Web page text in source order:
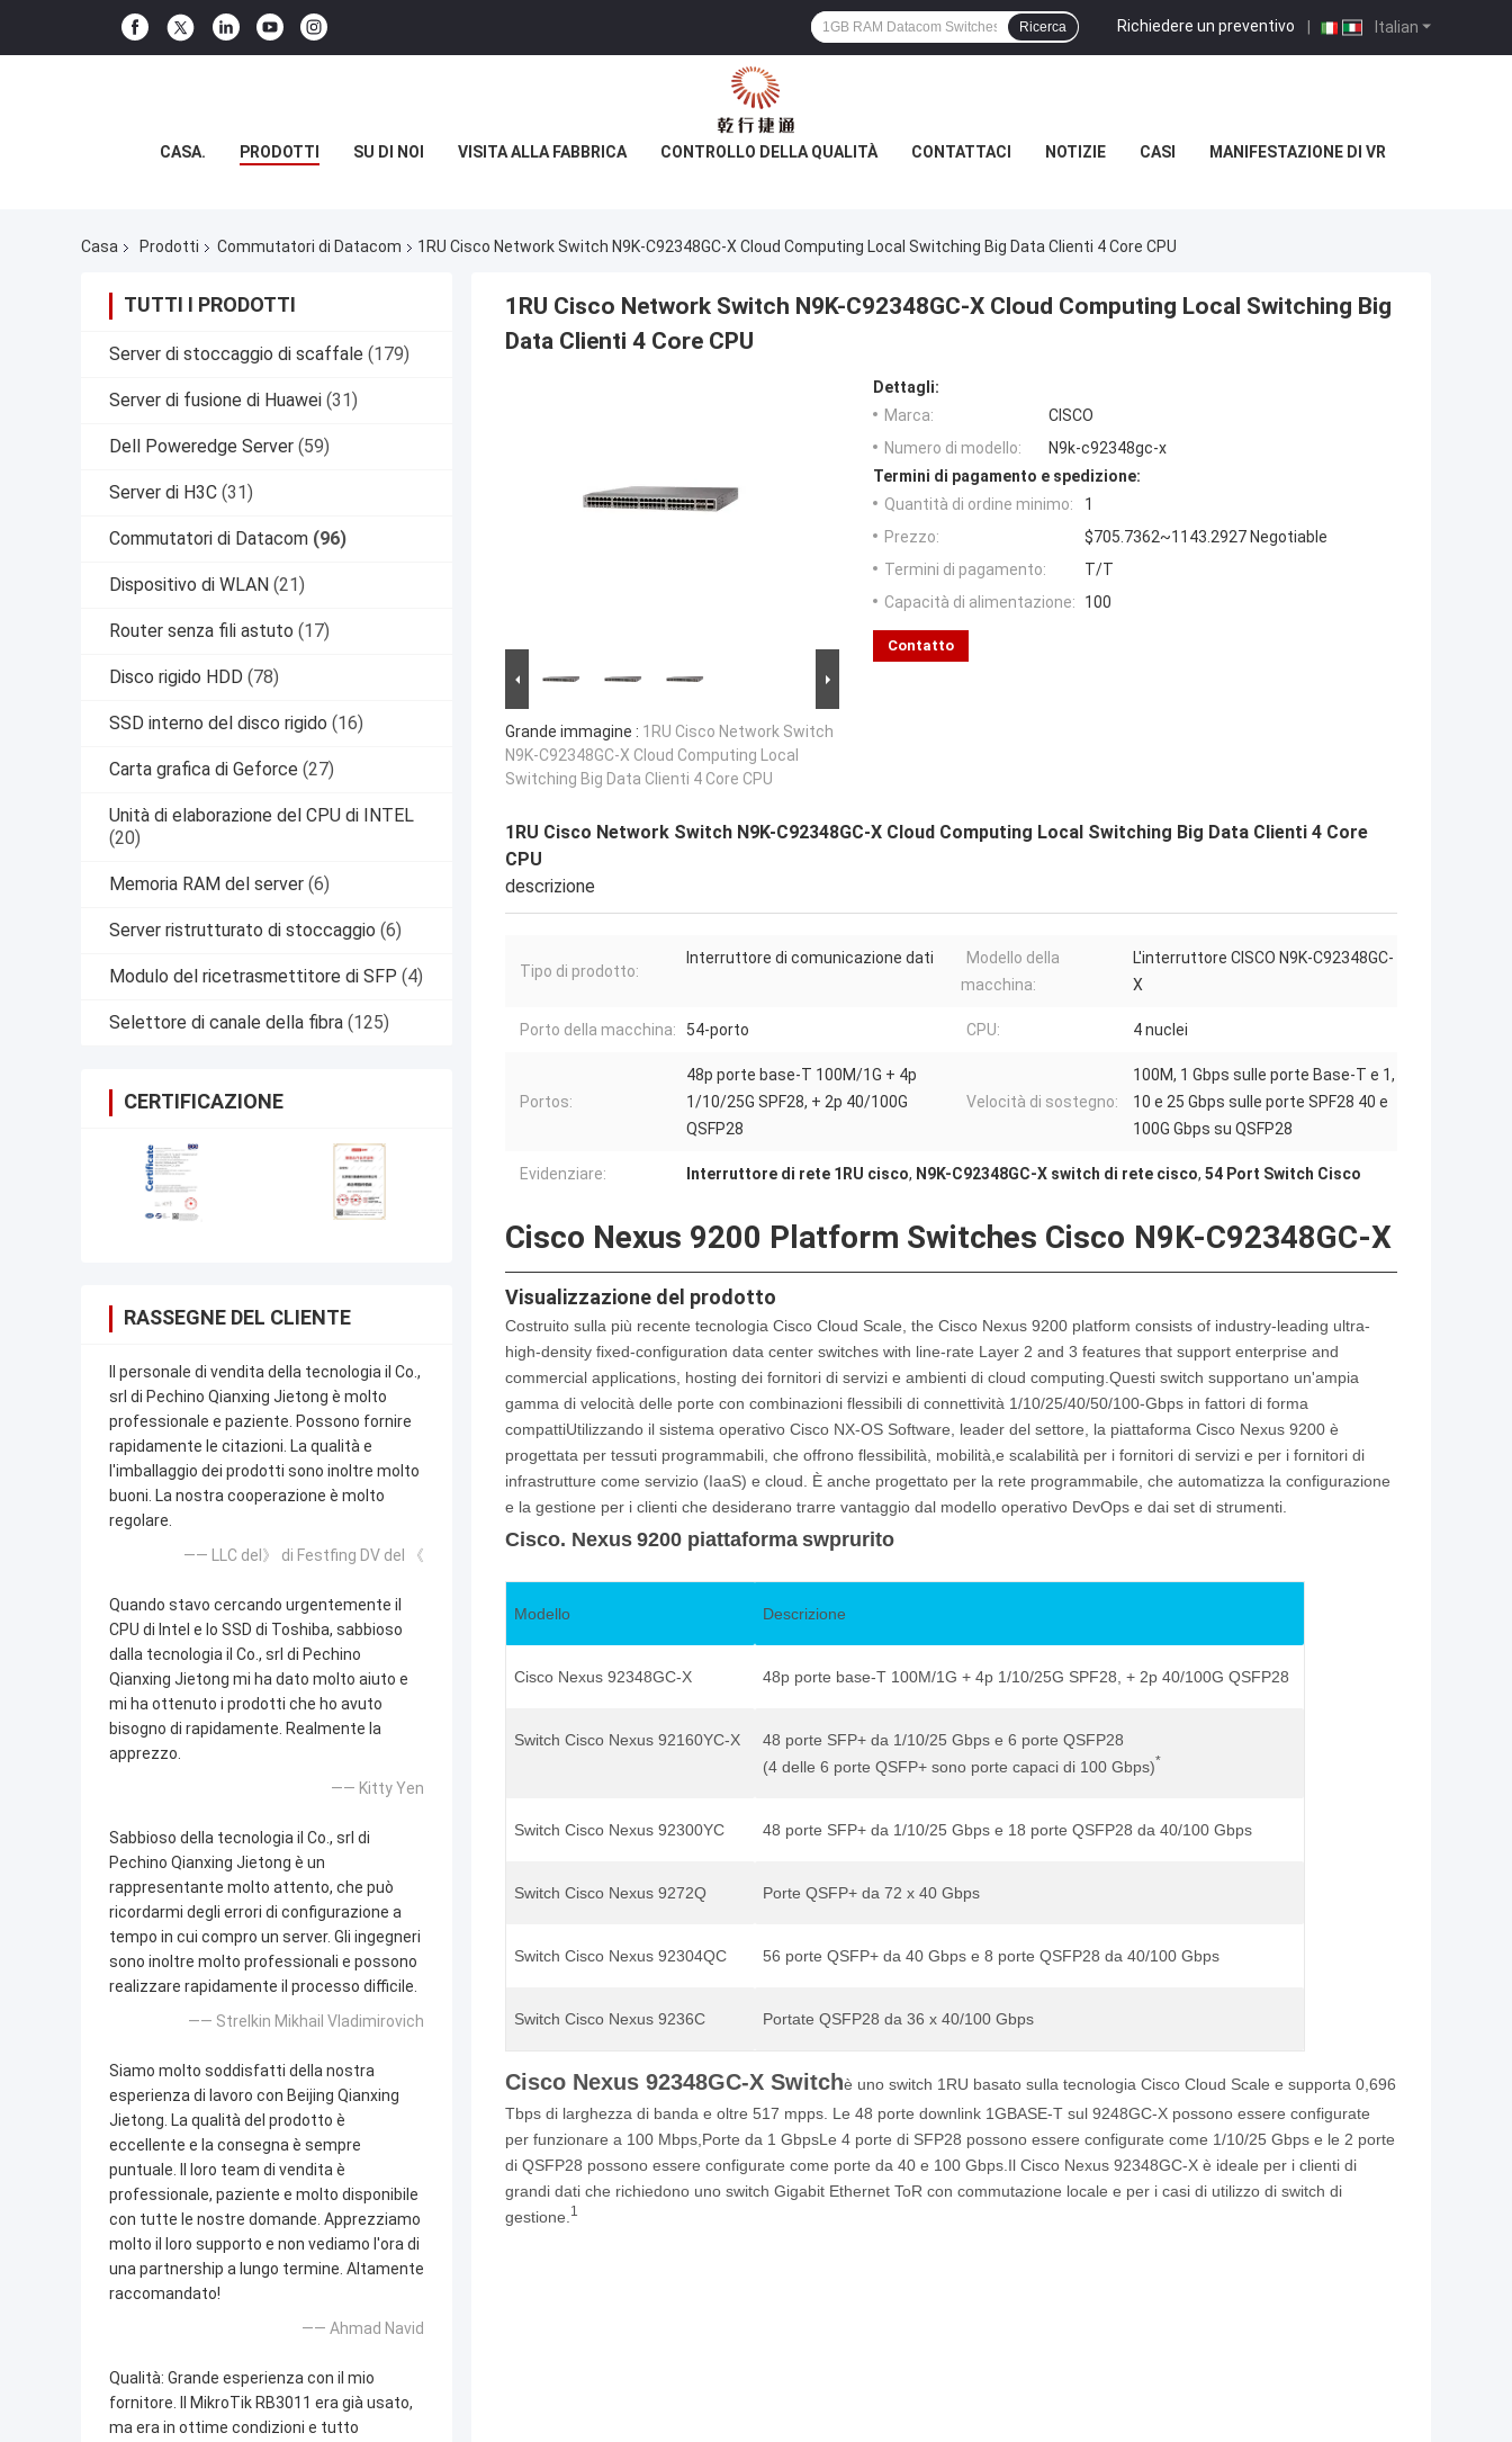
Italian
Richiedere un preventivo |
Ricerca
CASA. PRODOTTI SU DI NOI VISITA ALLA FABBRICA CONTROLLO DELLA QUALITÀ CONTATTACI NOTIZIE CASI MANIFESTAZIONE DI VR
Casa Prodotti Commutatori di Datacom 1RU Cisco Network Switch N9K-C92348GC-X Cloud Computing Local Switching Big Data Clienti 4 Core CPU
TUTTI I PRODOTTI
Server di stoccaggio di scaffale (179)
Server di fusione di Huawei (31)
Dell Poweredge Server (59)
Server di H3C (31)
Commutatori di Datacom (96)
Dispositivo di WLAN (21)
Router senza fili astuto (17)
Disco rigido HDD (78)
SSD interno del disco rigido (16)
Carta grafica di Geforce (27)
Unità di elaborazione del CPU di INTEL
(20)
Memoria RAM del server (6)
Server ristrutturato di stoccaggio (6)
Modulo del ricetrasmettitore di SFP (4)
Selettore di canale della fibra (125)
CERTIFICAZIONE
RASSEGNE DEL CLIENTE
Il personale di vendita della tecnologia il Co.,
srl di Pechino Qianxing Jietong è molto
professionale e paziente. Possono fornire
rapidamente le citazioni. La qualità e
l'imballaggio dei prodotti sono inoltre molto
buoni. La nostra cooperazione è molto
regolare.
—— LLC del》 di Festfing DV del 《
Quando stavo cercando urgentemente il
CPU di Intel e lo SSD di Toshiba, sabbioso
dalla tecnologia il Co., srl di Pechino
Qianxing Jietong mi ha dato molto aiuto e
mi ha ottenuto i prodotti che ho avuto
bisogno di rapidamente. Realmente la
apprezzo.
—— Kitty Yen
Sabbioso della tecnologia il Co., srl di
Pechino Qianxing Jietong è un
rappresentante molto attento, che può
ricordarmi degli errori di configurazione a
tempo in cui compro un server. Gli ingegneri
sono inoltre molto professionali e possono
realizzare rapidamente il processo difficile.
—— Strelkin Mikhail Vladimirovich
Siamo molto soddisfatti della nostra
esperienza di lavoro con Beijing Qianxing
Jietong. La qualità del prodotto è
eccellente e la consegna è sempre
puntuale. Il loro team di vendita è
professionale, paziente e molto disponibile
con tutte le nostre domande. Apprezziamo
molto il loro supporto e non vediamo l'ora di
una partnership a lungo termine. Altamente
raccomandato!
—— Ahmad Navid
Qualità: Grande esperienza con il mio
fornitore. Il MikroTik RB3011 era già usato,
ma era in ottime condizioni e tutto
1RU Cisco Network Switch N9K-C92348GC-X Cloud Computing Local Switching Big
Data Clienti 4 Core CPU
Grande immagine : 1RU Cisco Network Switch
N9K-C92348GC-X Cloud Computing Local
Switching Big Data Clienti 4 Core CPU
Dettagli:
Marca:
CISCO
Numero di modello:
N9k-c92348gc-x
Termini di pagamento e spedizione:
Quantità di ordine minimo:
1
Prezzo:
$705.7362~1143.2927 Negotiable
Termini di pagamento:
T/T
Capacità di alimentazione:
100
Contatto
1RU Cisco Network Switch N9K-C92348GC-X Cloud Computing Local Switching Big Data Clienti 4 Core
CPU
descrizione
Tipo di prodotto:
Interruttore di comunicazione dati
Modello della
macchina:
L'interruttore CISCO N9K-C92348GC-
X
Porto della macchina: 54-porto CPU: 4 nuclei
Portos:
48p porte base-T 100M/1G + 4p
1/10/25G SPF28, + 2p 40/100G
QSFP28
Velocità di sostegno:
100M, 1 Gbps sulle porte Base-T e 1,
10 e 25 Gbps sulle porte SPF28 40 e
100G Gbps su QSFP28
Evidenziare: Interruttore di rete 1RU cisco, N9K-C92348GC-X switch di rete cisco, 54 Port Switch Cisco
Cisco Nexus 9200 Platform Switches Cisco N9K-C92348GC-X
Visualizzazione del prodotto
Costruito sulla più recente tecnologia Cisco Cloud Scale, the Cisco Nexus 9200 platform consists of industry-leading ultra-
high-density fixed-configuration data center switches with line-rate Layer 2 and 3 features that support enterprise and
commercial applications, hosting dei fornitori di servizi e ambienti di cloud computing.Questi switch supportano un'ampia
gamma di velocità delle porte con combinazioni flessibili di connettività 1/10/25/40/50/100-Gbps in fattori di forma
compattiUtilizzando il sistema operativo Cisco NX-OS Software, leader del settore, la piattaforma Cisco Nexus 9200 è
progettata per tessuti programmabili, che offrono flessibilità, mobilità,e scalabilità per i fornitori di servizi e per i fornitori di
infrastrutture come servizio (IaaS) e cloud. È anche progettato per la rete programmabile, che automatizza la configurazione
e la gestione per i clienti che desiderano trarre vantaggio dal modello operativo DevOps e dai set di strumenti.
Cisco. Nexus 9200 piattaforma swprurito
Modello Descrizione
Cisco Nexus 92348GC-X 48p porte base-T 100M/1G + 4p 1/10/25G SPF28, + 2p 40/100G QSFP28
Switch Cisco Nexus 92160YC-X
48 porte SFP+ da 1/10/25 Gbps e 6 porte QSFP28
(4 delle 6 porte QSFP+ sono porte capaci di 100 Gbps)*
Switch Cisco Nexus 92300YC 48 porte SFP+ da 1/10/25 Gbps e 18 porte QSFP28 da 40/100 Gbps
Switch Cisco Nexus 9272Q Porte QSFP+ da 72 x 40 Gbps
Switch Cisco Nexus 92304QC 56 porte QSFP+ da 40 Gbps e 8 porte QSFP28 da 40/100 Gbps
Switch Cisco Nexus 9236C Portate QSFP28 da 36 x 40/100 Gbps
Cisco Nexus 92348GC-X Switchè uno switch 1RU basato sulla tecnologia Cisco Cloud Scale e supporta 0,696
Tbps di larghezza di banda e oltre 517 mpps. Le 48 porte downlink 1GBASE-T sul 9248GC-X possono essere configurate
per funzionare a 100 Mbps,Porte da 1 GbpsLe 4 porte di SFP28 possono essere configurate come 1/10/25 Gbps e le 2 porte
di QSFP28 possono essere configurate come porte da 40 e 100 Gbps.Il Cisco Nexus 92348GC-X è ideale per i clienti di
grandi dati che richiedono uno switch Gigabit Ethernet ToR con commutazione locale e per i casi di utilizzo di switch di
gestione.1